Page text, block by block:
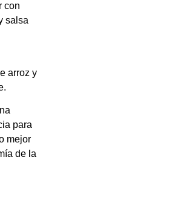
con
salsa
arroz y
para
mejor
de la